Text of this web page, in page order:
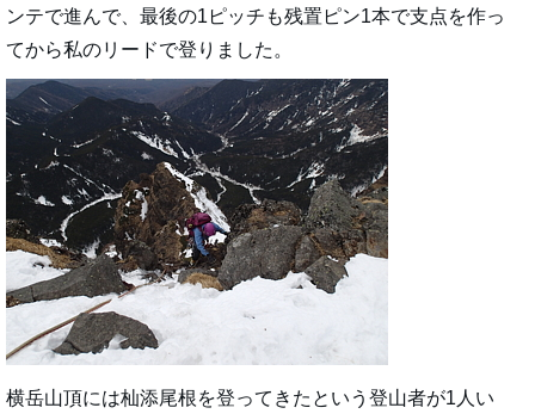
ンテで進んで、最後の1ピッチも残置ピン1本で支点を作っ
てから私のリードで登りました。
横岳山頂には杣添尾根を登ってきたという登山者が1人い